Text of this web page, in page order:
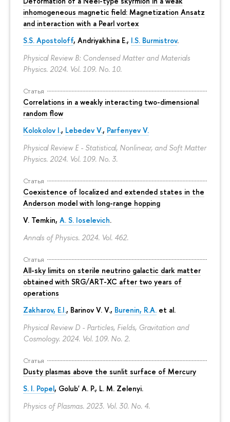
inhomogeneous magnetic field: Magnetization Ansatz
and interaction with a Pearl vortex
S.S. Apostoloff, Andriyakhina E., I.S. Burmistrov.
Physical Review B: Condensed Matter and Materials
Physics. 2024. Vol. 109. No. 10.
Статья
Correlations in a weakly interacting two-dimensional
random flow
Kolokolov I., Lebedev V., Parfenyev V.
Physical Review E - Statistical, Nonlinear, and Soft Matter
Physics. 2024. Vol. 109. No. 3.
Статья
Coexistence of localized and extended states in the
Anderson model with long-range hopping
V. Temkin, A. S. Ioselevich.
Annals of Physics. 2024. Vol. 462.
Статья
All-sky limits on sterile neutrino galactic dark matter
obtained with SRG/ART-XC after two years of
operations
Zakharov, E.I., Barinov V. V., Burenin, R.A. et al.
Physical Review D - Particles, Fields, Gravitation and
Cosmology. 2024. Vol. 109. No. 2.
Статья
Dusty plasmas above the sunlit surface of Mercury
S. I. Popel, Golub' A. P., L. M. Zelenyi.
Physics of Plasmas. 2023. Vol. 30. No. 4.